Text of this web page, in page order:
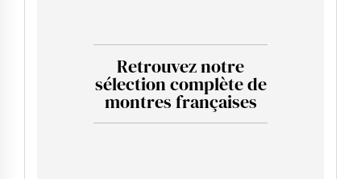
Retrouvez notre
sélection complète de
montres françaises